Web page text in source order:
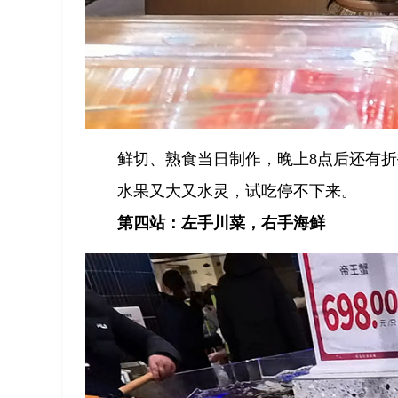
鲜切、熟食当日制作，晚上8点后还有
水果又大又水灵，试吃停不下来。
第四站：左手川菜，右手海鲜